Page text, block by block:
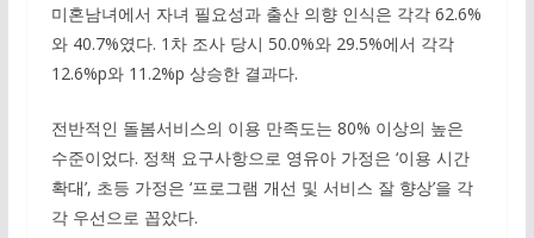
미혼남녀에서 자녀 필요성과 출산 의향 인식은 각각 62.6%
와 40.7%였다. 1차 조사 당시 50.0%와 29.5%에서 각각
12.6%p와 11.2%p 상승한 결과다.
전반적인 돌봄서비스의 이용 만족도는 80% 이상의 높은
수준이었다. 정책 요구사항으로 영유아 가정은 ‘이용 시간
확대’, 초등 가정은 ‘프로그램 개선 및 서비스 잘 향상’을 각
각 우선으로 꼽았다.